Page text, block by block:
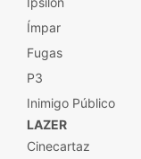
Ímpar
Fugas
P3
Inimigo Público
LAZER
Cinecartaz